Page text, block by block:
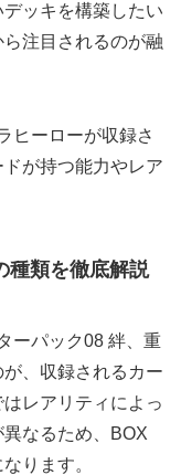
ッキを構築したい
注目されるのが融
ヒーローが収録さ
が持つ能力やレア
種類を徹底解説
ーパック08 絆、重
、収録されるカー
レアリティによっ
なるため、BOX
ります。